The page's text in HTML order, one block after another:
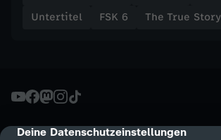
cmp-dialog-description
Deine Datenschutzeinstellungen
Untertitel
FSK 6 The True